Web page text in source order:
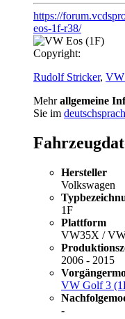
https://
eos-1f-r38/
Copyright:
Rudolf Stricker, VW
Mehrallgemeine
Sie im
Hersteller
Volkswagen
1F
Plattform
VW35X /
2006 - 2015
VW Golf 3
-